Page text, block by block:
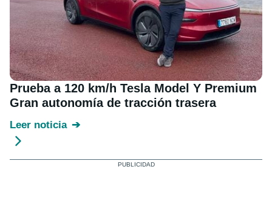
Prueba a 120 km/h Tesla Model Y Premium
Gran autonomía de tracción trasera
Leer noticia